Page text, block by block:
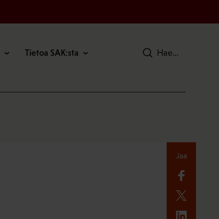
Tietoa SAK:sta Hae
Jaa